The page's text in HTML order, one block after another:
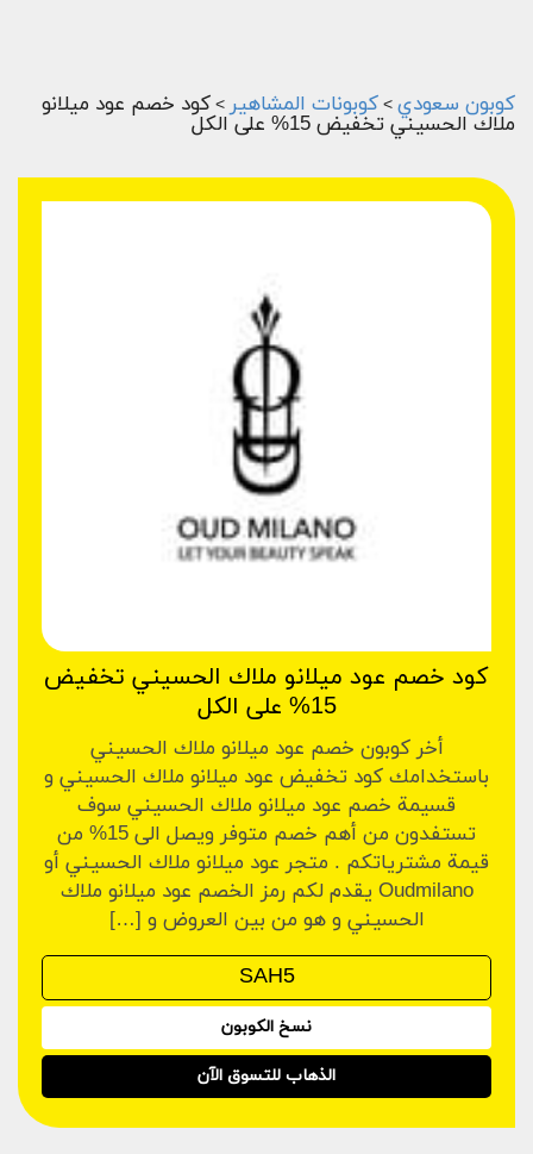
كوبون سعودي > كوبونات المشاهير > كود خصم عود ميلانو
ملاك الحسيني تخفيض 15% على الكل
كود خصم عود ميلانو ملاك الحسيني تخفيض
15% على الكل
أخر كوبون خصم عود ميلانو ملاك الحسيني
باستخدامك كود تخفيض عود ميلانو ملاك الحسيني و
قسيمة خصم عود ميلانو ملاك الحسيني سوف
تستفدون من أهم خصم متوفر ويصل الى 15% من
قيمة مشترياتكم . متجر عود ميلانو ملاك الحسيني أو
Oudmilano يقدم لكم رمز الخصم عود ميلانو ملاك
الحسيني و هو من بين العروض و […]
نسخ الكوبون
الذهاب للتسوق الآن